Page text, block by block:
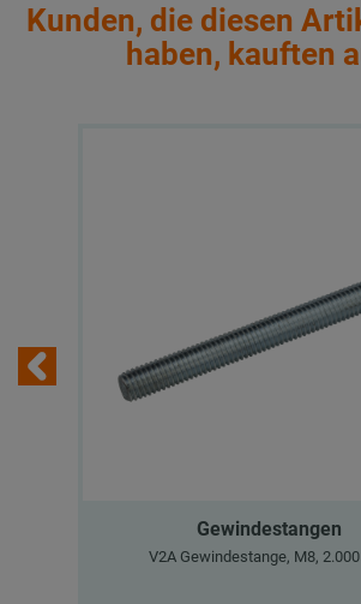
Kunden, die diesen
haben, kauften
Gewindestangen
V2A Gewindestange, M8,